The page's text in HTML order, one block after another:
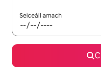
Seiceáil amach